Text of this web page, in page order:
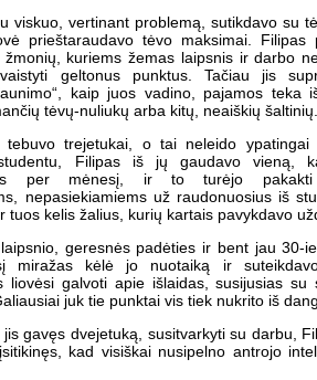
viskuo, vertinant problemą, sutikdavo su
prieštaraudavo tėvo maksimai. Filipas
kuriems žemas laipsnis ir darbo
geltonus punktus. Tačiau jis
kaip juos vadino, pajamos teka
tėvų-nuliukų arba kitų, neaiškių
tebuvo trejetukai, o tai neleido ypatingai
Filipas iš jų gaudavo vieną,
per mėnesį, ir to turėjo pakakti
nepasiekiamiems už raudonuosius iš
tuos kelis žalius, kurių kartais pavykdavo
geresnės padėties ir bent jau 30-
miražas kėlė jo nuotaiką ir
liovėsi galvoti apie išlaidas, susijusias su
juk tie punktai vis tiek nukrito iš
gavęs dvejetuką, susitvarkyti su darbu,
kad visiškai nusipelno antrojo